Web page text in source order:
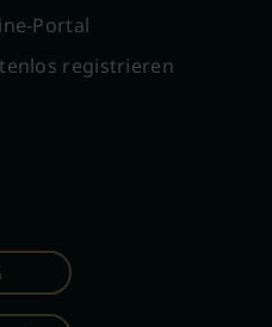
Portal
registrieren